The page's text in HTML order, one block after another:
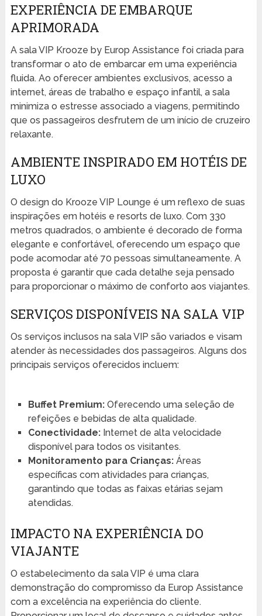
EXPERIÊNCIA DE EMBARQUE
APRIMORADA
A sala VIP Krooze by Europ Assistance foi criada para
transformar o ato de embarcar em uma experiência
fluida. Ao oferecer ambientes exclusivos, acesso a
internet, áreas de trabalho e espaço infantil, a sala
minimiza o estresse associado a viagens, permitindo
que os passageiros desfrutem de um início de cruzeiro
relaxante.
AMBIENTE INSPIRADO EM HOTÉIS DE
LUXO
O design do Krooze VIP Lounge é um reflexo de suas
inspirações em hotéis e resorts de luxo. Com 330
metros quadrados, o ambiente é decorado de forma
elegante e confortável, oferecendo um espaço que
pode acomodar até 70 pessoas simultaneamente. A
proposta é garantir que cada detalhe seja pensado
para proporcionar o máximo de conforto aos viajantes.
SERVIÇOS DISPONÍVEIS NA SALA VIP
Os serviços inclusos na sala VIP são variados e visam
atender às necessidades dos passageiros. Alguns dos
principais serviços oferecidos incluem:
Buffet Premium:Oferecendo uma seleção de
refeições e bebidas de alta qualidade.
Conectividade:Internet de alta velocidade
disponível para todos os visitantes.
Monitoramento para Crianças:Áreas
específicas com atividades para crianças,
garantindo que todas as faixas etárias sejam
atendidas.
IMPACTO NA EXPERIÊNCIA DO
VIAJANTE
O estabelecimento da sala VIP é uma clara
demonstração do compromisso da Europ Assistance
com a excelência na experiência do cliente.